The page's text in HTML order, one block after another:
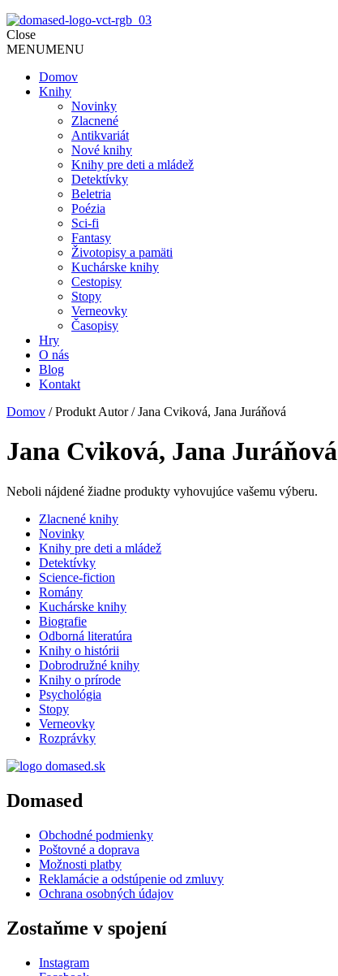
Close
MENUMENU
Domov
Knihy
Novinky
Zlacnené
Antikvariát
Nové knihy
Knihy pre deti a mládež
Detektívky
Beletria
Poézia
Sci-fi
Fantasy
Životopisy a pamäti
Kuchárske knihy
Cestopisy
Stopy
Verneovky
Časopisy
Hry
O nás
Blog
Kontakt
Domov / Produkt Autor / Jana Cviková, Jana Juráňová
Jana Cviková, Jana Juráňová
Neboli nájdené žiadne produkty vyhovujúce vašemu výberu.
Zlacnené knihy
Novinky
Knihy pre deti a mládež
Detektívky
Science-fiction
Romány
Kuchárske knihy
Biografie
Odborná literatúra
Knihy o histórii
Dobrodružné knihy
Knihy o prírode
Psychológia
Stopy
Verneovky
Rozprávky
Domased
Obchodné podmienky
Poštovné a doprava
Možnosti platby
Reklamácie a odstúpenie od zmluvy
Ochrana osobných údajov
Zostaňme v spojení
Instagram